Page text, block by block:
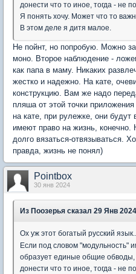
донести что то иное, тогда - не
Я понять хочу. Может что то
В этом деле я дитя малое.
Не пойнт, но попробую. Можно
моно. Второе наблюдение -
как папа в маму. Никаких
жестко и надежно. На кате,
конструкцию. Вам же надо
пляша от этой точки
на кате, при рулежке, они
имеют право на жизнь, конечно.
долго вязаться-отвязываться.
правда, жизнь не понял)
Pointbox
30 янв 2024
Из Поозерья сказал 29 Янв
Ох уж этот богатый русский
Если под словом "модульность"
образует единые общие обводы,
донести что то иное, тогда - не